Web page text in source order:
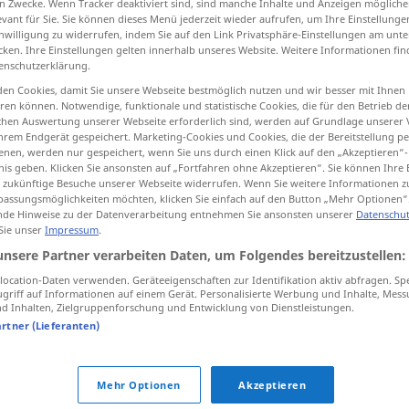
sprinkle with water
einspritzen MED
injectionof
jemandemetwaseinspritzen
einspritzen KUNSTSTOFF plastische
Zwecke. Wenn Tracker deaktiviert sind, sind manche Inhalte und Anzeigen
für Sie. Sie können dieses Menü jederzeit wieder aufrufen, um Ihre
zu widerrufen, indem Sie auf den Link Privatsphäre-Einstellungen am
Ihre Einstellungen gelten innerhalb unseres Website. Weitere Informationen
Cookies, damit Sie unsere Webseite bestmöglich nutzen und wir besser mit Ihnen
können. Notwendige, funktionale und statistische Cookies, die für den Betrieb
Auswertung unserer Webseite erforderlich sind, werden auf Grundlage unserer
Endgerät gespeichert. Marketing-Cookies und Cookies, die der Bereitstellung
werden nur gespeichert, wenn Sie uns durch einen Klick auf den
geben. Klicken Sie ansonsten auf „Fortfahren ohne Akzeptieren“. Sie können Ihre
Besuche unserer Webseite widerrufen. Wenn Sie weitere Informationen
möchten, klicken Sie einfach auf den Button „Mehr Optionen“.
Hinweise zu der Datenverarbeitung entnehmen Sie ansonsten unserer
unser Impressum.
Partner verarbeiten Daten, um Folgendes bereitzustellen:
Daten verwenden. Geräteeigenschaften zur Identifikation aktiv abfragen.
auf Informationen auf einem Gerät. Personalisierte Werbung und Inhalte,
Inhalten, Zielgruppenforschung und Entwicklung von Dienstleistungen.
(Lieferanten)
Mehr Optionen Akzeptieren